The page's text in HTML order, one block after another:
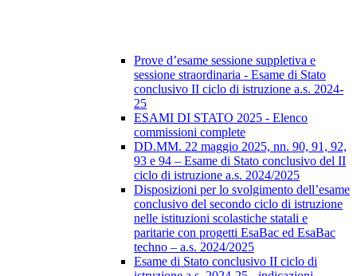
Prove d’esame sessione suppletiva e
sessione straordinaria - Esame di Stato
conclusivo II ciclo di istruzione a.s. 2024-
25
ESAMI DI STATO 2025 - Elenco
commissioni complete
DD.MM. 22 maggio 2025, nn. 90, 91, 92,
93 e 94 – Esame di Stato conclusivo del II
ciclo di istruzione a.s. 2024/2025
Disposizioni per lo svolgimento dell’esame
conclusivo del secondo ciclo di istruzione
nelle istituzioni scolastiche statali e
paritarie con progetti EsaBac ed EsaBac
techno – a.s. 2024/2025
Esame di Stato conclusivo II ciclo di